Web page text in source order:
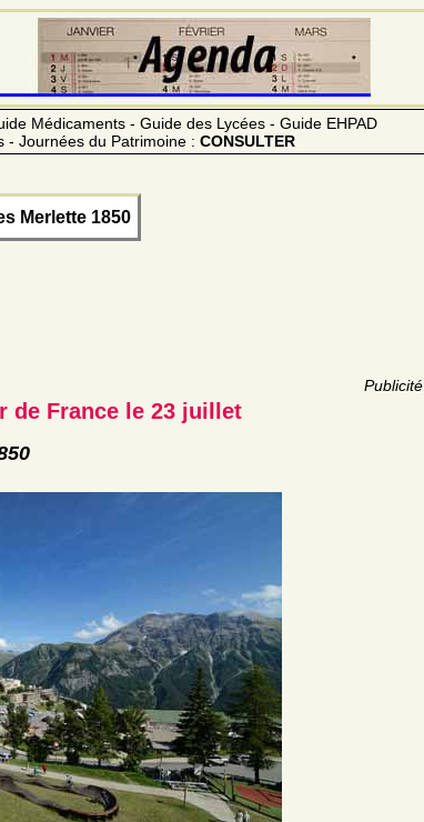
Médicaments - Guide des Lycées - Guide EHPAD
- Journées du Patrimoine : CONSULTER
Merlette 1850
Publicité
de France le 23 juillet